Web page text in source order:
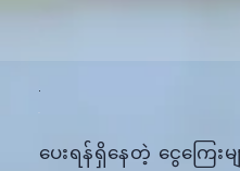
ပေးရန်ရှိနေတဲ့ ငွေကြ